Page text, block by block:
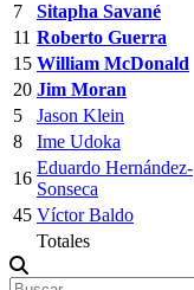
7
Sitapha Savané
11 Roberto Guerra
15 William McDonald
20 Jim Moran
5
Jason Klein
8
Ime Udoka
16
Eduardo Hernández-
Sonseca
45 Víctor Baldo
Totales